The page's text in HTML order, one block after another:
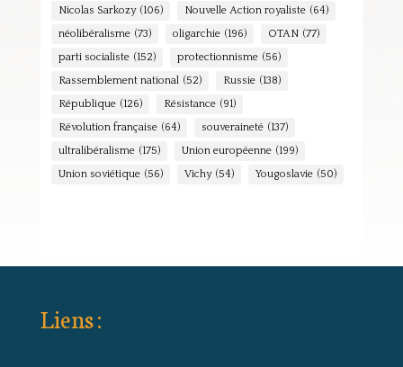
Nicolas Sarkozy (106) Nouvelle Action royaliste (64)
néolibéralisme (73) oligarchie (196) OTAN (77)
parti socialiste (152) protectionnisme (56)
Rassemblement national (52) Russie (138)
République (126) Résistance (91)
Révolution française (64) souveraineté (137)
ultralibéralisme (175) Union européenne (199)
Union soviétique (56) Vichy (54) Yougoslavie (50)
Liens :